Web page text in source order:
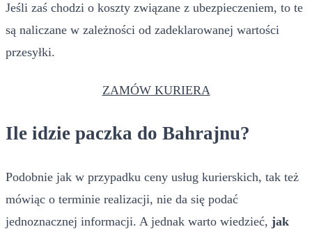
Jeśli zaś chodzi o koszty związane z ubezpieczeniem, to te
są naliczane w zależności od zadeklarowanej wartości
przesyłki.
ZAMÓW KURIERA
Ile idzie paczka do Bahrajnu?
Podobnie jak w przypadku ceny usług kurierskich, tak też
mówiąc o terminie realizacji, nie da się podać
jednoznacznej informacji. A jednak warto wiedzieć, jak